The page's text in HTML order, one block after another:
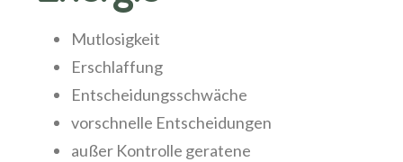
Mutlosigkeit
Erschlaffung
Entscheidungsschwäche
vorschnelle Entscheidungen
außer Kontrolle geratene